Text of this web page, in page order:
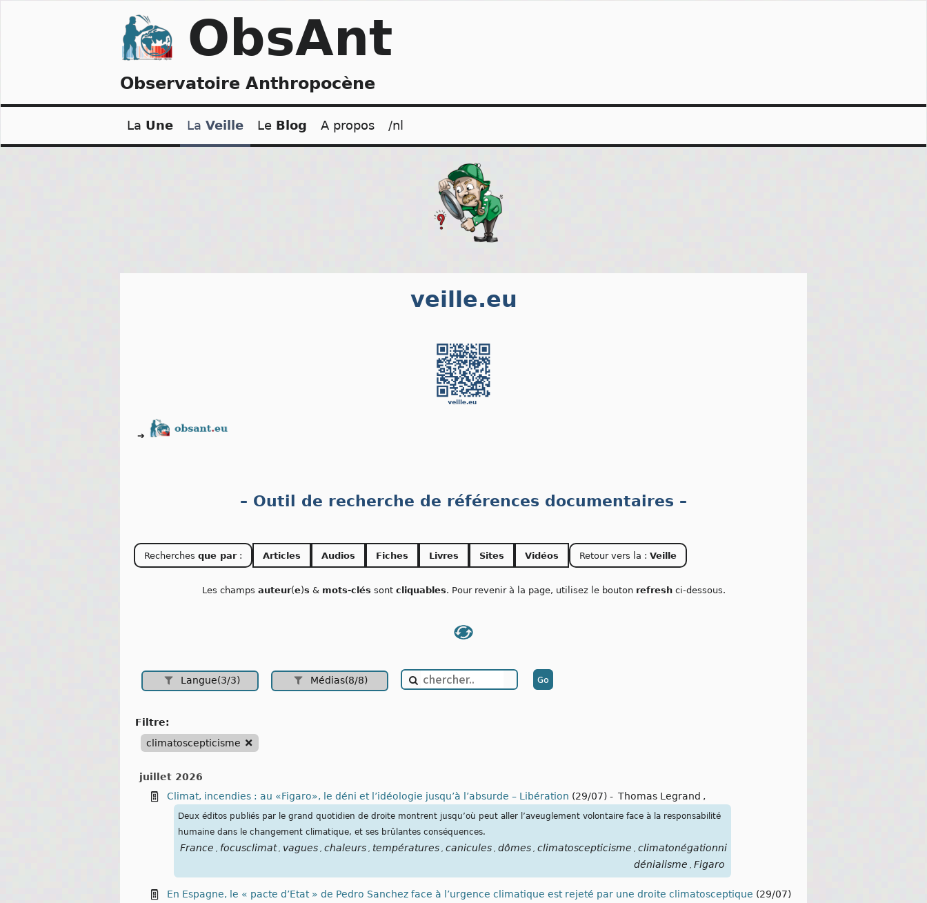
ObsAnt
Observatoire Anthropocène
La Une La Veille Le Blog A propos /nl
veille.eu
➔
– Outil de recherche de références documentaires –
Recherches que par: Articles Audios Fiches Livres Sites Vidéos Retour vers la : Veille
Les champs auteur(e)s & mots-clés sont cliquables. Pour revenir à la page, utilisez le bouton refreshci-dessous.
Langue(3/3) Médias(8/8)
filtre:
climatoscepticisme
juillet 2026
Climat, incendies : au «Figaro», le déni et l’idéologie jusqu’à l’absurde – Libération (29/07) - Thomas Legrand ,
Deux éditos publiés par le grand quotidien de droite montrent jusqu’où peut aller l’aveuglement volontaire face à la responsabilité
humaine dans le changement climatique, et ses brûlantes conséquences.
France focusclimat vagues chaleurs températures canicules dômes climatoscepticisme climatonégationnisme
dénialisme
Figaro
En Espagne, le « pacte d’Etat » de Pedro Sanchez face à l’urgence climatique est rejeté par une droite climatosceptique (29/07)